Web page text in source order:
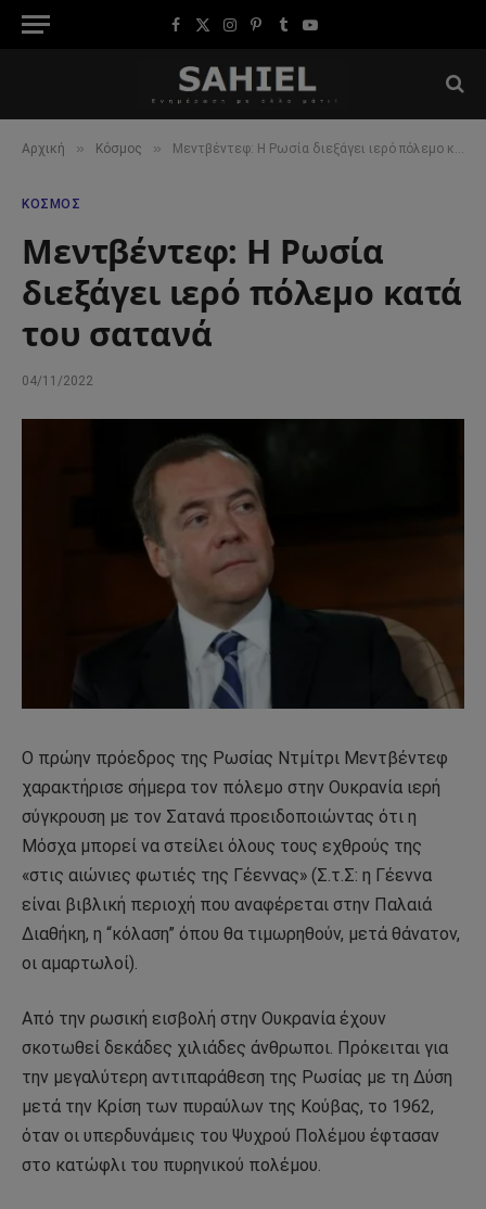
Facebook
X
Instagram
Pinterest
TumblrYouTube
Αρχική » Κόσμος » Μεντβέντεφ: Η Ρωσία διεξάγει ιερό πόλεμο κατά του σατανά
ΚΌΣΜΟΣ
Μεντβέντεφ: Η Ρωσία
διεξάγει ιερό πόλεμο κατά
του σατανά
04/11/2022
Ο πρώην πρόεδρος της Ρωσίας Ντμίτρι Μεντβέντεφ
χαρακτήρισε σήμερα τον πόλεμο στην Ουκρανία ιερή
σύγκρουση με τον Σατανά προειδοποιώντας ότι η
Μόσχα μπορεί να στείλει όλους τους εχθρούς της
«στις αιώνιες φωτιές της Γέεννας» (Σ.τ.Σ: η Γέεννα
είναι βιβλική περιοχή που αναφέρεται στην Παλαιά
Διαθήκη, η “κόλαση” όπου θα τιμωρηθούν, μετά θάνατον,
οι αμαρτωλοί).
Από την ρωσική εισβολή στην Ουκρανία έχουν
σκοτωθεί δεκάδες χιλιάδες άνθρωποι. Πρόκειται για
την μεγαλύτερη αντιπαράθεση της Ρωσίας με τη Δύση
μετά την Κρίση των πυραύλων της Κούβας, το 1962,
όταν οι υπερδυνάμεις του Ψυχρού Πολέμου έφτασαν
στο κατώφλι του πυρηνικού πολέμου.